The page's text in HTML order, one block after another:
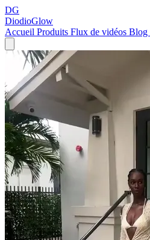
DG
DiodioGlow
Accueil Produits Flux de vidéos Blog